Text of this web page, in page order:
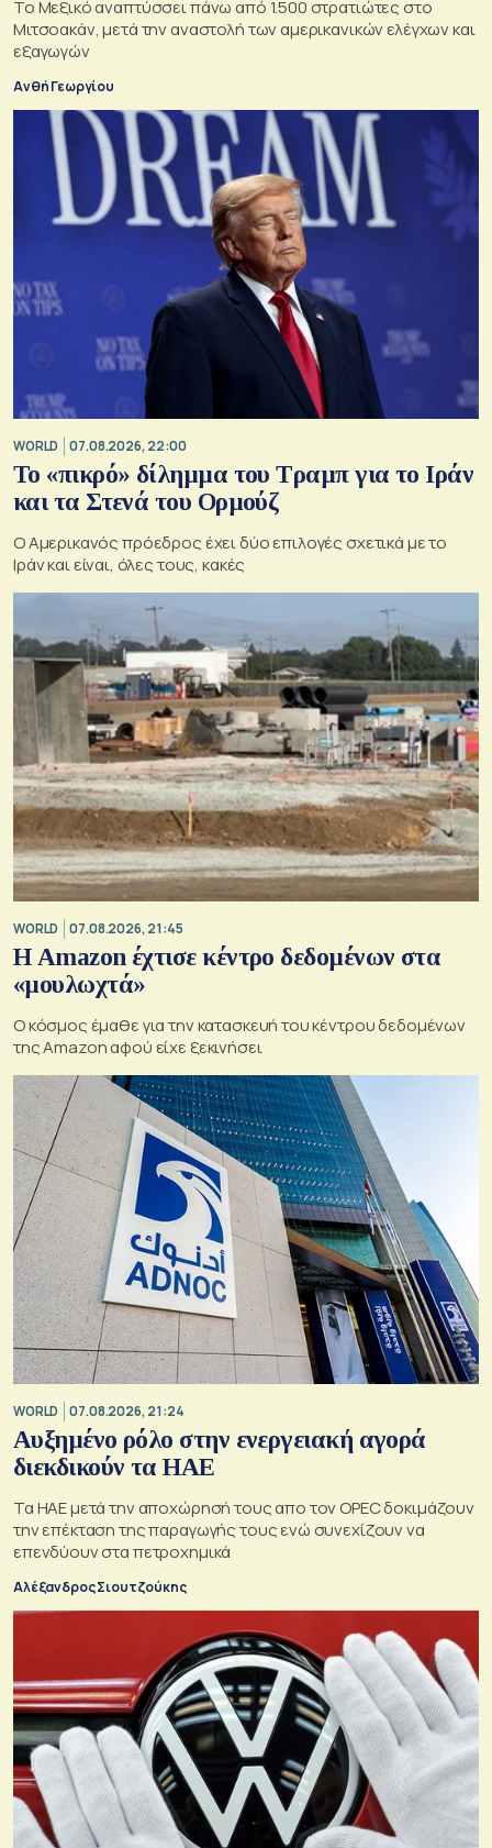
Το Μεξικό αναπτύσσει πάνω από 1.500 στρατιώτες στο
Μιτσοακάν, μετά την αναστολή των αμερικανικών ελέγχων και
εξαγωγών
Ανθή Γεωργίου
WORLD 07.08.2026, 22:00
Το «πικρό» δίλημμα του Τραμπ για το Ιράν
και τα Στενά του Ορμούζ
Ο Αμερικανός πρόεδρος έχει δύο επιλογές σχετικά με το
Ιράν και είναι, όλες τους, κακές
WORLD 07.08.2026, 21:45
Η Amazon έχτισε κέντρο δεδομένων στα
«μουλωχτά»
Ο κόσμος έμαθε για την κατασκευή του κέντρου δεδομένων
της Amazon αφού είχε ξεκινήσει
WORLD 07.08.2026, 21:24
Αυξημένο ρόλο στην ενεργειακή αγορά
διεκδικούν τα ΗΑΕ
Τα ΗΑΕ μετά την αποχώρησή τους απο τον OPEC δοκιμάζουν
την επέκταση της παραγωγής τους ενώ συνεχίζουν να
επενδύουν στα πετροχημικά
Αλέξανδρος Σιουτζούκης